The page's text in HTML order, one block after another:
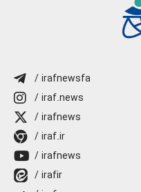
/ irafnewsfa
/ iraf.news
/ irafnews
/ iraf.ir
/ irafnews
/ irafir